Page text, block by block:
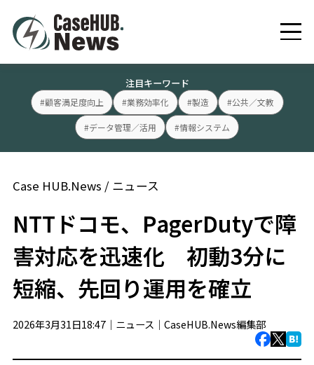
注目キーワード
#顧客満足度向上 #業務効率化 #製造 #公共／文教
#データ管理／活用 #情報システム
Case HUB.News / ニュース
NTTドコモ、PagerDutyで障
害対応を迅速化 初動3分に
短縮、先回り運用を確立
2026年3月31日18:47｜ ニュース ｜ CaseHUB.News編集部